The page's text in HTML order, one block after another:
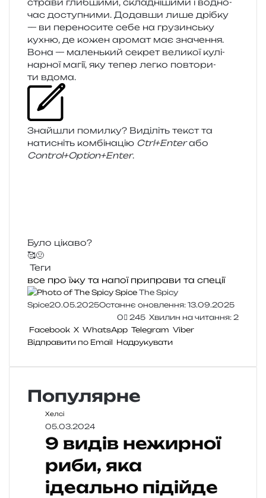
стра­ви глиб­ши­ми, скла­дні­ши­ми і водно­
час досту­пни­ми. Додавши лише дріб­ку
— ви пере­но­си­те себе на гру­зин­ську
кухню, де кожен аро­мат має зна­че­н­ня.
Вона — малень­кий секрет вели­кої кулі­
нар­ної магії, яку тепер легко повто­ри­
ти вдома.
Знайшли помил­ку? Виділіть текст та
нати­сніть ком­бі­на­цію Ctrl+Enterабо
Control+Option+Enter.
Було цікаво?
🥰🤢
Теги
все про їжу та напої приправи та спеції
The Spicy
Spice20.05.2025Останнє оновлення: 13.09.2025
0
245 Хвилин на читання: 2
Facebook X WhatsApp Telegram Viber
Відправити по Email Надрукувати
Популярне
Хелсі
05.03.2024
9 видів нежирної
риби, яка
ідеально підійде